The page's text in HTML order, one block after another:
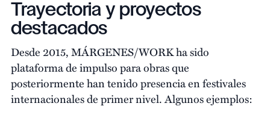
Trayectoria y proyectos
destacados
Desde 2015, MÁRGENES/WORK ha sido
plataforma de impulso para obras que
posteriormente han tenido presencia en festivales
internacionales de primer nivel. Algunos ejemplos: